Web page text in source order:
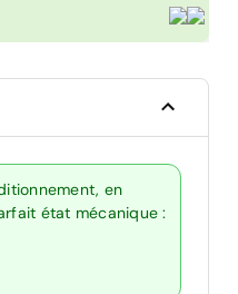
en
état mécanique :